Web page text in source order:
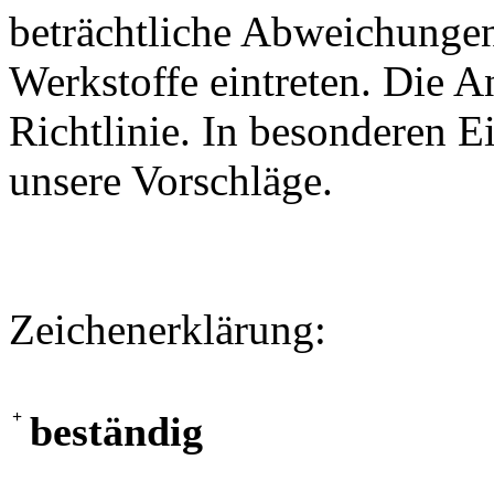
beträchtliche
Werkstoffe eintreten. Die
Richtlinie. In besonderen
unsere Vorschläge.
Zeichenerklärung:
+ beständig